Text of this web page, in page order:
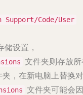
Support/Code/User
储设置，
文件夹则存放
夹，在新电脑上替换对
文件夹可能会因